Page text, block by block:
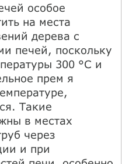
особое
на места
дерева с
печей, поскольку
300 °С и
прем я
Такие
в местах
через
и при